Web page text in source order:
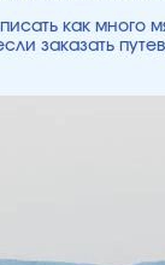
как много
заказать